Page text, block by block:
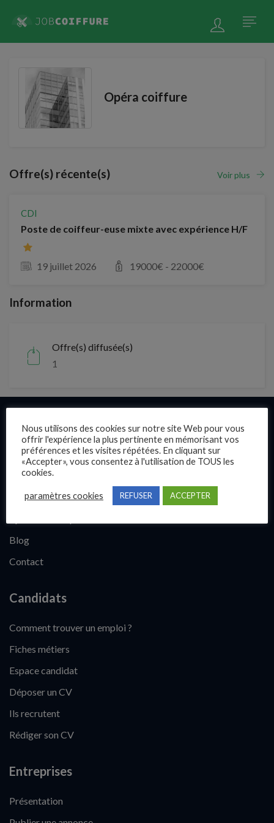
Opéra coiffure
Offre(s) récente(s) Voir plus
CDI
Poste de coiffeur-euse mixte avec expérience H/F
19 juillet 2026 19000€ - 22000€
Information
Offre(s) diffusée(s)
1
Liens rapides
Présentation
Publier une annonce
Offres d’emploi
Blog
Contact
Candidats
Comment trouver un emploi ?
Fiches métiers
Espace candidat
Déposer un CV
Ils recrutent
Rédiger son CV
Entreprises
Présentation
Nous utilisons des cookies sur notre site Web pour vous
offrir l'expérience la plus pertinente en mémorisant vos
préférences et les visites répétées. En cliquant sur
«Accepter», vous consentez à l'utilisation de TOUS les
cookies.
paramètres cookies REFUSER ACCEPTER